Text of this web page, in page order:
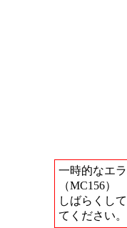
一時的なエ
（MC156）
しばらくし
てください。